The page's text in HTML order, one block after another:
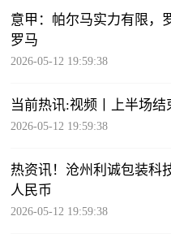
意甲：帕尔马实力有限，
罗马
2026-05-12 19:59:38
当前热讯:视频丨上半场
2026-05-12 19:59:38
热资讯！沧州利诚包装科
人民币
2026-05-12 19:59:38